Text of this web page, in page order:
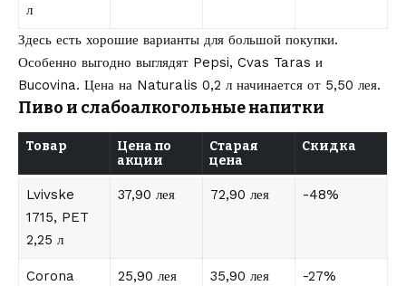
л
Здесь есть хорошие варианты для большой покупки.
Особенно выгодно выглядят Pepsi, Cvas Taras и
Bucovina. Цена на Naturalis 0,2 л начинается от 5,50 лея.
Пиво и слабоалкогольные напитки
Товар
Цена по
акции
Старая
цена
Скидка
Lvivske
1715, PET
2,25 л
37,90 лея 72,90 лея -48%
Corona
25,90 лея 35,90 лея -27%